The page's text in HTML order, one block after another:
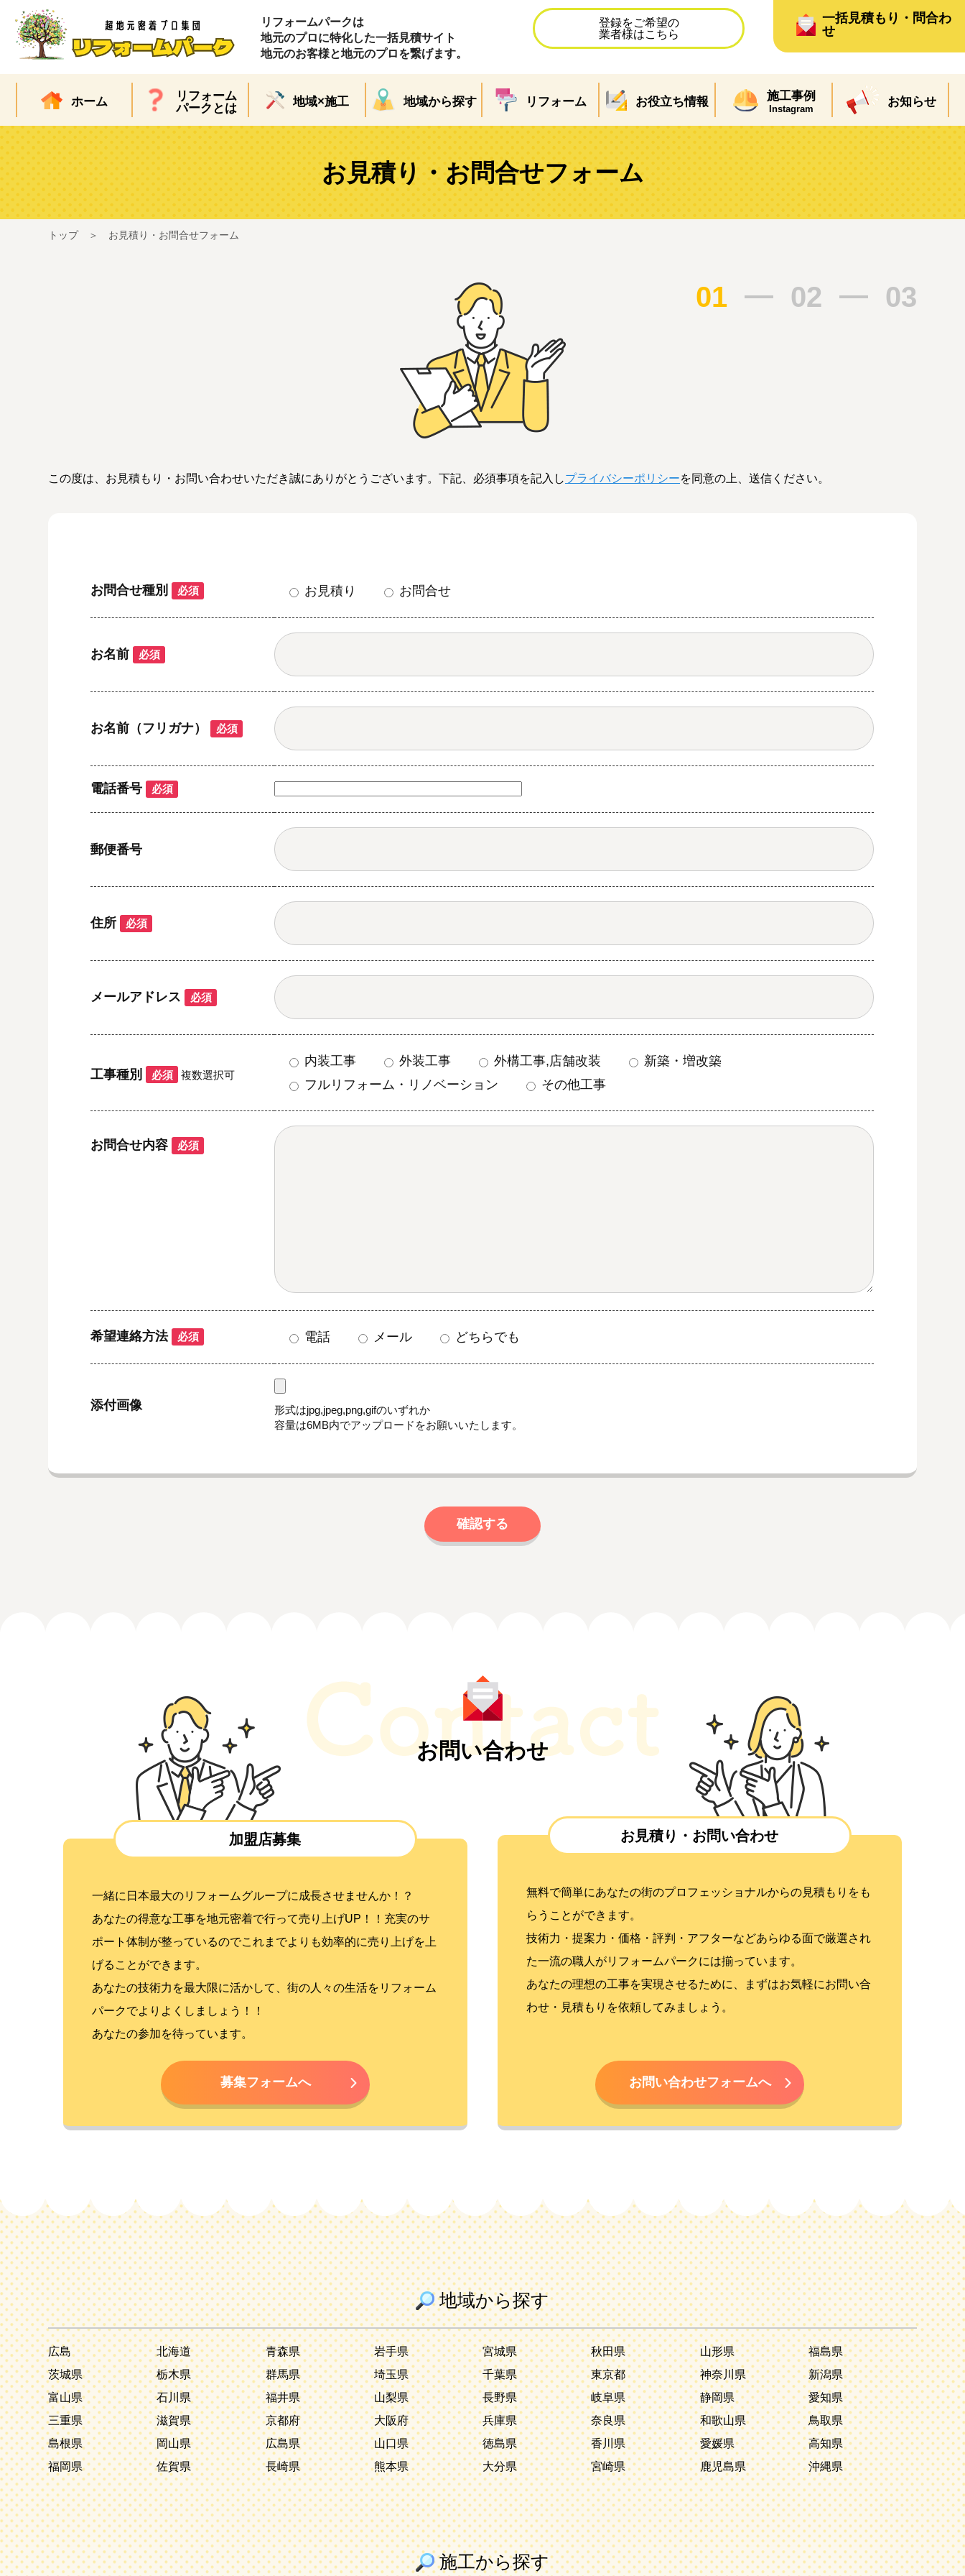
リフォームパークは
地元のプロに特化した一括見積サイト
地元のお客様と地元のプロを繋げます。
登録をご希望の
業者様はこちら
一括見積もり・問合わ
せ
ホーム
リフォーム
パークとは
地域×施工 地域から探す リフォーム お役立ち情報 施工事例
Instagram お知らせ
お見積り・お問合せフォーム
トップ お見積り・お問合せフォーム
01 02 03
この度は、お見積もり・お問い合わせいただき誠にありがとうございます。下記、必須事項を記入しプライバシーポリシーを同意の上、送信ください。
お問合せ種別 必須 お見積り お問合せ
お名前 必須
お名前（フリガナ） 必須
電話番号 必須
郵便番号
住所 必須
メールアドレス 必須
工事種別 必須 複数選択可
内装工事 外装工事 外構工事,店舗改装
新築・増改築
フルリフォーム・リノベーション
その他工事
お問合せ内容 必須
希望連絡方法 必須 電話 メール どちらでも
添付画像
形式はjpg,jpeg,png,gifのいずれか
容量は6MB内でアップロードをお願いいたします。
お問い合わせ
加盟店募集
一緒に日本最大のリフォームグループに成長させませんか！？
あなたの得意な工事を地元密着で行って売り上げUP！！充実のサ
ポート体制が整っているのでこれまでよりも効率的に売り上げを上
げることができます。
あなたの技術力を最大限に活かして、街の人々の生活をリフォーム
パークでよりよくしましょう！！
あなたの参加を待っています。
募集フォームへ
お見積り・お問い合わせ
無料で簡単にあなたの街のプロフェッショナルからの見積もりをも
らうことができます。
技術力・提案力・価格・評判・アフターなどあらゆる面で厳選され
た一流の職人がリフォームパークには揃っています。
あなたの理想の工事を実現させるために、まずはお気軽にお問い合
わせ・見積もりを依頼してみましょう。
お問い合わせフォームへ
地域から探す
広島 北海道 青森県 岩手県 宮城県 秋田県 山形県
福島県
茨城県
栃木県 群馬県 埼玉県 千葉県 東京都 神奈川県
新潟県
富山県
石川県 福井県 山梨県 長野県 岐阜県 静岡県
愛知県
三重県
滋賀県 京都府 大阪府 兵庫県 奈良県 和歌山県
鳥取県
島根県
岡山県 広島県 山口県 徳島県 香川県 愛媛県
高知県
福岡県
佐賀県 長崎県 熊本県 大分県 宮崎県 鹿児島県 沖縄県
施工から探す